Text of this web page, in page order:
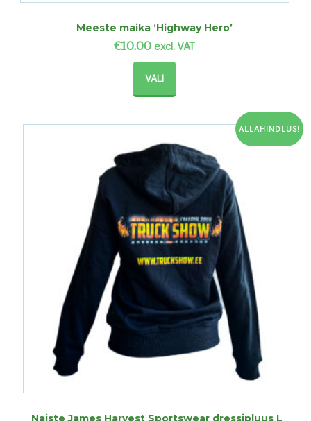
Meeste maika ‘Highway Hero’
€10.00 excl. VAT
VALI
Sellel
saab
teha
tootelehel.
ALLAHINDLUS!
Naiste James Harvest Sportswear dressipluus L